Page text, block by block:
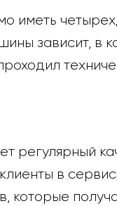
иметь
зависит, в
регулярный
в
которые